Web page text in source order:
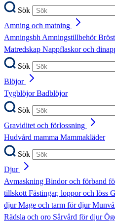
Sök
Amning och matning
AmningsbhAmningstillbehör
Matredskap Nappflaskor och
Sök
Blöjor
TygblöjorBadblöjor
Sök
Graviditet och förlossning
Hudvård mamma Mammakläder
Sök
Djur
Avmaskning Bindor och förband
tillskottFästingar, loppor och löss
djurMage och tarm för djur
Rädsla och oro Sårvård för djur